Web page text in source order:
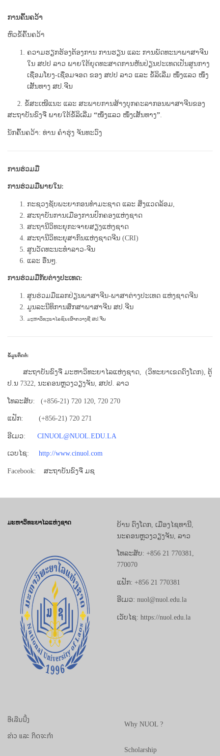
ການຄົ້ນຄວ້າ
ຫົວຂໍ້ຄົ້ນຄວ້າ
ຄວາມຮຽກຮ້ອງຕ້ອງການ ການຮຽນ ແລະ ການພັດທະນາພາສາຈີນ
ໃນ ສປປ ລາວ ພາຍໃຕ້ຍຸດທະສາດການຫັນປ່ຽນປະເທດເປັນສູນກາງ
ເຊື່ອມໂຍງ-ເຊື່ອມຈອດ ຂອງ ສປປ ລາວ ແລະ ຂໍ້ລິເລີ່ມ ໜຶ່ງແລວ ໜຶ່ງ
ເສັ້ນທາງ ສປ.ຈີນ
2. ຂໍ້ສະເໜີແນະ ແລະ ສະພາບການສ້າງບຸກຄະລາກອນພາສາຈີນຂອງ
ສະຖາບັນຂົງຈື ພາຍໃຕ້ຂໍ້ລິເລີ່ມ “ໜຶ່ງແລວ ໜຶ່ງເສັ້ນທາງ”.
ນັກຄົ້ນຄວ້າ: ທ່ານ ຄໍາຮຸ່ງ ຈັນທະວົງ
ການຮ່ວມມື
ການຮ່ວມມືພາຍໃນ:
ກະຊວງຊັບພະຍາກອນທໍາມະຊາດ ແລະ ສິ່ງແວດລ້ອມ,
ສະຖາບັນການເມືອງການປົກຄອງແຫ່ງຊາດ
ສະຖານີວິທະຍຸກະຈາຍສຽງແຫ່ງຊາດ
ສະຖານີວິທະຍຸສາກົນແຫ່ງຊາດຈີນ (CRI)
ສູນວັດທະນະທໍາລາວ-ຈີນ
ແລະ ອື່ນໆ.
ການຮ່ວມມືກັບຕ່າງປະເທດ:
ສູນຮ່ວມມືແລກປ່ຽນພາສາຈີນ-ພາສາຕ່າງປະເທດ ແຫ່ງຊາດຈີນ
ມູນລະນີທິການສຶກສາພາສາຈີນ ສປ.ຈີນ
ມະຫາວິທະຍາໄລຊົນເຜົ່າກວາງຊີ ສປ.ຈີນ
ຂໍ້ມູນຕິດຕໍ່:
ສະຖາບັນຂົງຈື ມະຫາວິທະຍາໄລແຫ່ງຊາດ, ​ (ວິທະຍາເຂດດົງໂດກ), ຕູ້
ປ.ນ 7322, ນະຄອນຫຼວງວຽງຈັນ, ສປປ. ລາວ
ໂທລະສັບ: (+856-21) 720 120​, 720 270
ແຟັກ: (+856-21) 720 271
ອີເມວ: CINUOL@NUOL.EDU.LA
ເວບໄຊ: http://www.cinuol.com
Facebook: ສະຖາບັນຂົງຈື ມຊ
ມະຫາວິທະຍາໄລແຫ່ງຊາດ
ບ້ານ ດົງໂດກ, ເມືອງໄຊທານີ,
ນະຄອນຫຼວງວຽງຈັນ, ລາວ
ໂທລະສັບ: +856 21 770381,
770070
ແຟັກ: +856 21 770381
ອີເມວ: nuol@nuol.edu.la
ເວັບໄຊ: https://nuol.edu.la
ອີເລີນນີ້ງ
ຂ່າວ ແລະ ກິດຈະກຳ
Why NUOL ?
Scholarship